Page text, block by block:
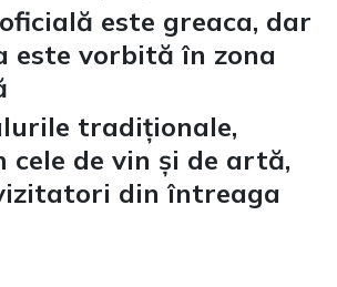
este greaca, dar
este vorbită în zona
tradiționale,
cele de vin și de artă,
din întreaga